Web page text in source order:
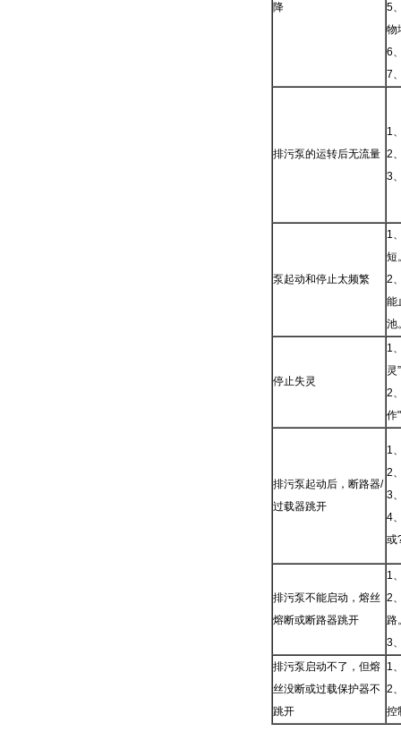
降
5
物
6
7
排污泵的运转后无流量
1
2
3
泵起动和停止太频繁
1
短
2
能
池
停止失灵
1
灵
2
作
排污泵起动后，断路器/
过载器跳开
1
2
3
4
或
排污泵不能启动，熔丝
熔断或断路器跳开
1
2
路
3
排污泵启动不了，但熔
丝没断或过载保护器不
跳开
1
2
控